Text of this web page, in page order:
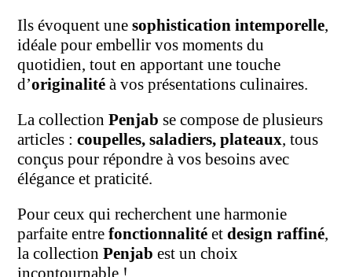
Ils évoquent unesophistication intemporelle,
idéale pour embellir vos moments du
quotidien, tout en apportant une touche
d’originalité à vos présentations culinaires.
La collectionPenjab se compose de plusieurs
articles :coupelles, saladiers, plateaux, tous
conçus pour répondre à vos besoins avec
élégance et praticité.
Pour ceux qui recherchent une harmonie
parfaite entrefonctionnalité etdesign raffiné,
la collectionPenjab est un choix
incontournable !